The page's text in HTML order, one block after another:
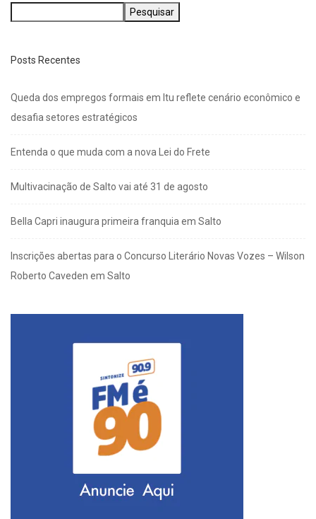
Pesquisar
Posts Recentes
Queda dos empregos formais em Itu reflete cenário econômico e
desafia setores estratégicos
Entenda o que muda com a nova Lei do Frete
Multivacinação de Salto vai até 31 de agosto
Bella Capri inaugura primeira franquia em Salto
Inscrições abertas para o Concurso Literário Novas Vozes – Wilson
Roberto Caveden em Salto